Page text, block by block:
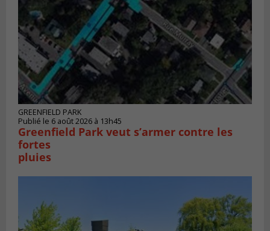
GREENFIELD PARK
Publié le 6 août 2026 à 13h45
Greenfield Park veut s’armer contre les
fortes
pluies